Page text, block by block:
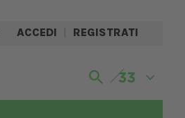
ACCEDI | REGISTRATI